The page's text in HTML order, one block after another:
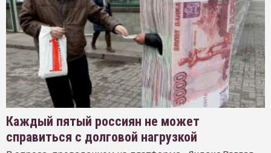
Каждый пятый россиян не может
справиться с долговой нагрузкой